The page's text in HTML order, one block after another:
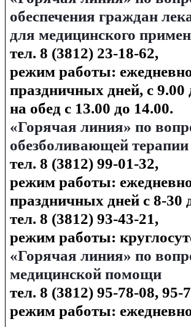
обеспечения граждан
для медицинского
тел. 8 (3812) 23-18-62,
режим работы:
праздничных дней, с
на обед с 13.00 до 14.00.
«Горячая линия» по
обезболивающей
тел. 8 (3812) 99-01-32,
режим работы:
праздничных дней с 8-30
тел. 8 (3812) 93-43-21,
режим работы:
«Горячая линия» по
медицинской помощи
тел. 8 (3812) 95-78-08, 95-
режим работы: